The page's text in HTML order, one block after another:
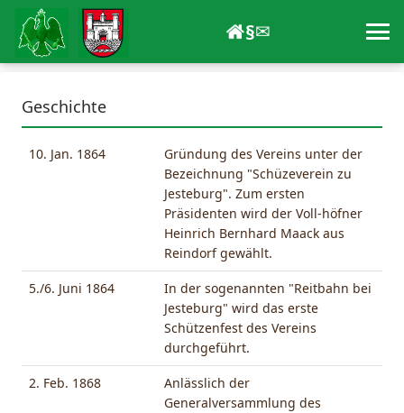
§✉
Geschichte
10. Jan. 1864
Gründung des Vereins unter der
Bezeichnung "Schüzeverein zu
Jesteburg". Zum ersten
Präsidenten wird der Voll-höfner
Heinrich Bernhard Maack aus
Reindorf gewählt.
5./6. Juni 1864
In der sogenannten "Reitbahn bei
Jesteburg" wird das erste
Schützenfest des Vereins
durchgeführt.
2. Feb. 1868
Anlässlich der
Generalversammlung des